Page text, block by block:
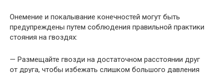
Онемение и покалывание конечностей могут быть
предупреждены путем соблюдения правильной практики
стояния на гвоздях:
— Размещайте гвозди на достаточном расстоянии друг
от друга, чтобы избежать слишком большого давления